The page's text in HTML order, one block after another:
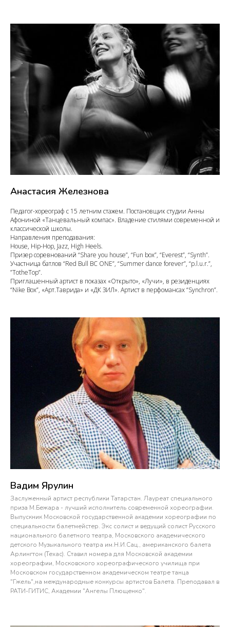
Анастасия Железнова
Педагог-хореограф с 15 летним стажем. Постановщик студии Анны
Афониной «Танцевальный компас». Владение стилями современной и
классической школы.
Направления преподавания:
House, Hip-Hop, Jazz, High Heels.
Призер соревнований “Share you house”, “Fun box”, “Everest”, “Synth”.
Участница батлов “Red Bull BC ONE”, “Summer dance forever”, “p.l.u.r.”,
”TotheTop”.
Приглашенный артист в показах «Открыто», «Лучи», в резиденциях
“Nike Box”, «Арт.Таврида» и «ДК ЗИЛ». Артист в перфомансах “Synchron”.
Вадим Ярулин
Заслуженный артист республики Татарстан. Лауреат специального
приза М.Бежара - лучший исполнитель современной хореографии.
Выпускник Московской государственной академии хореографии по
специальности балетмейстер. Экс солист и ведущий солист Русского
национального балетного театра, Московского академического
детского Музыкального театра им.Н.И.Сац., американского балета
Арлингтон (Техас). Ставил номера для Московской академии
хореографии, Московского хореографического училища при
Московском государственном академическом театре танца
"Гжель",на международные конкурсы артистов Балета. Преподавал в
РАТИ-ГИТИС, Академии "Ангелы Плющенко".